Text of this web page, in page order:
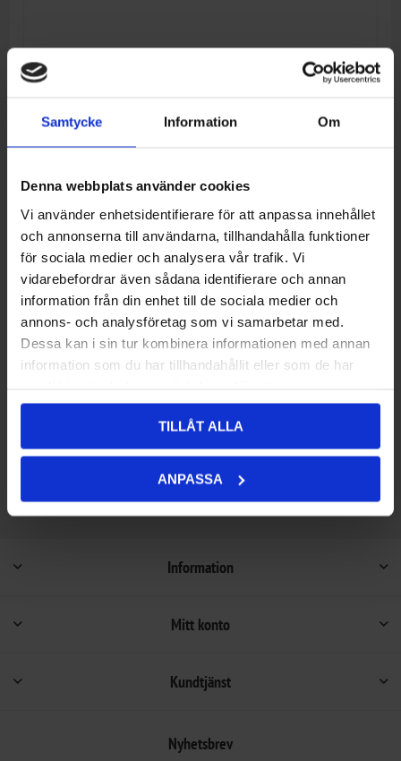
Samtycke Information Om
Denna webbplats använder cookies
Vi använder enhetsidentifierare för att anpassa innehållet
och annonserna till användarna, tillhandahålla funktioner
för sociala medier och analysera vår trafik. Vi
vidarebefordrar även sådana identifierare och annan
information från din enhet till de sociala medier och
annons- och analysföretag som vi samarbetar med.
Dessa kan i sin tur kombinera informationen med annan
information som du har tillhandahållit eller som de har
TILLÅT ALLA
ANPASSA
RH INSTRUCTION LABEL, SAFETY WARNING
Tillverkare: CFMOTO
68,00 kr
LÄGG I VARUKORG
Lägg i önskelistan Jämför denna produkt
oss).
Information
Mitt konto
Kundtjänst
Nyhetsbrev